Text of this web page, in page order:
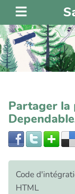
Partager la
Code
HTML